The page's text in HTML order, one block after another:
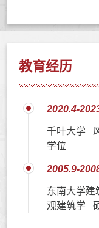
教育经历
2020.4-
千叶大学
学位
2005.9-
东南大学
观建筑学